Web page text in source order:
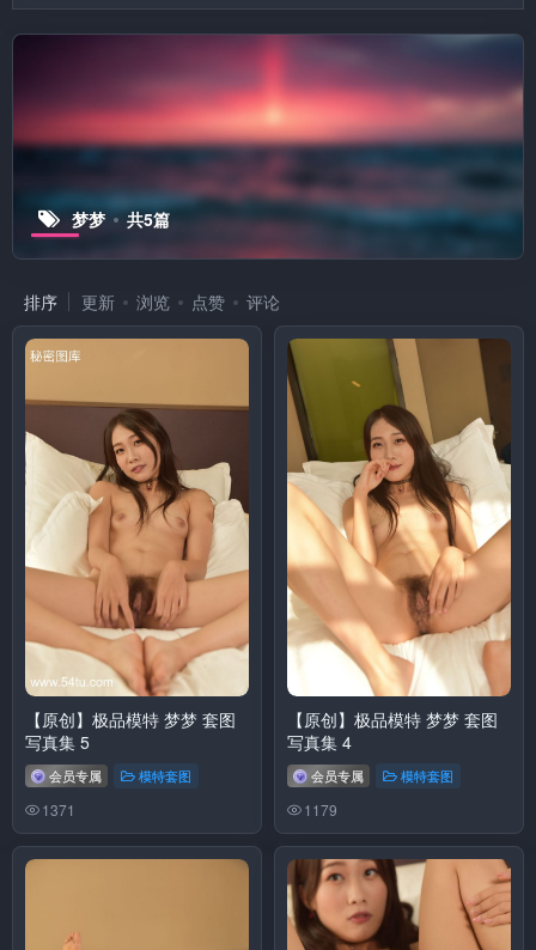
梦梦 共5篇
排序 更新 浏览 点赞 评论
【原创】极品模特 梦梦 套图
写真集 5
会员专属 模特套图
1371
【原创】极品模特 梦梦 套图
写真集 4
会员专属 模特套图
1179